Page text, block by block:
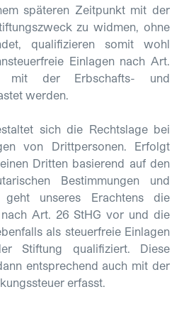
späteren Zeitpunkt mit der
zu widmen, ohne
qualifizieren somit wohl
Einlagen nach Art.
der Erbschafts- und
werden.
sich die Rechtslage bei
von Drittpersonen. Erfolgt
Dritten basierend auf den
Bestimmungen und
geht unseres Erachtens die
Art. 26 StHG vor und die
als steuerfreie Einlagen
Stiftung qualifiziert. Diese
entsprechend auch mit der
erfasst.